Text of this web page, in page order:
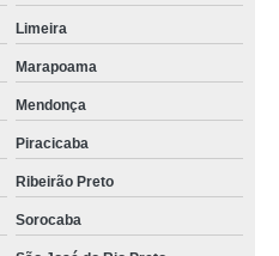
Limeira
Marapoama
Mendonça
Piracicaba
Ribeirão Preto
Sorocaba